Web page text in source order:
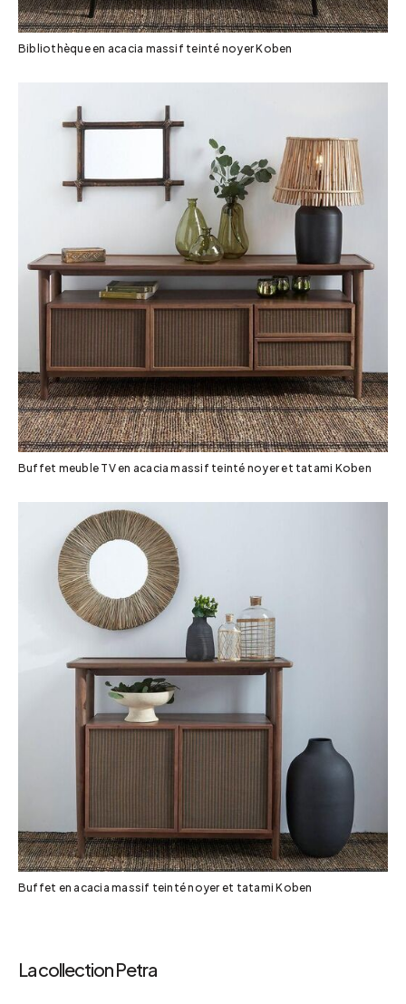
Bibliothèque en acacia massif teinté noyer Koben
Buffet meuble TV en acacia massif teinté noyer et tatami Koben
Buffet en acacia massif teinté noyer et tatami Koben
La collection Petra